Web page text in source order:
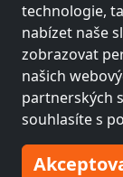
technologie,
nabízet naše
zobrazovat
našich
partnerských
souhlasíte s